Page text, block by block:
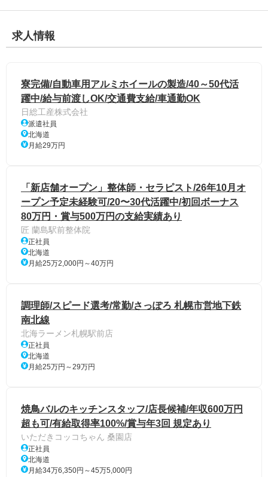
求人情報
寮完備/自動車用アルミホイールの製造/40～50代活
躍中/給与前渡しOK/交通費支給/車通勤OK
日総工産株式会社
派遣社員
北海道
月給29万円
「新店舗オープン」整体師・セラピスト/26年10月オ
ープン予定未経験可/20〜30代活躍中/初回ボーナス
80万円・賞与500万円の支給実績あり
匠 蘭島駅前整体院
正社員
北海道
月給25万2,000円～40万円
調理師/スピード選考/常勤/さっぽろ 札幌市営地下鉄
南北線
北海ラーメン札幌駅前店
正社員
北海道
月給25万円～29万円
焼鳥バルのキッチンスタッフ/店長候補/年収600万円
超も可/有給取得率100%/賞与年3回 規定あり
いただきコッコちゃん 桑園店
正社員
北海道
月給34万6,350円～45万5,000円